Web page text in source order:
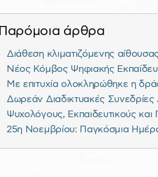
Παρόμοια άρθρα
Διάθεση κλιματιζόμενης
Νέος Κόμβος Ψηφιακής
Με επιτυχία ολοκληρώθηκε η
Δωρεάν Διαδικτυακές
Ψυχολόγους, Εκπαιδευτικούς
25η Νοεμβρίου: Παγκόσμια